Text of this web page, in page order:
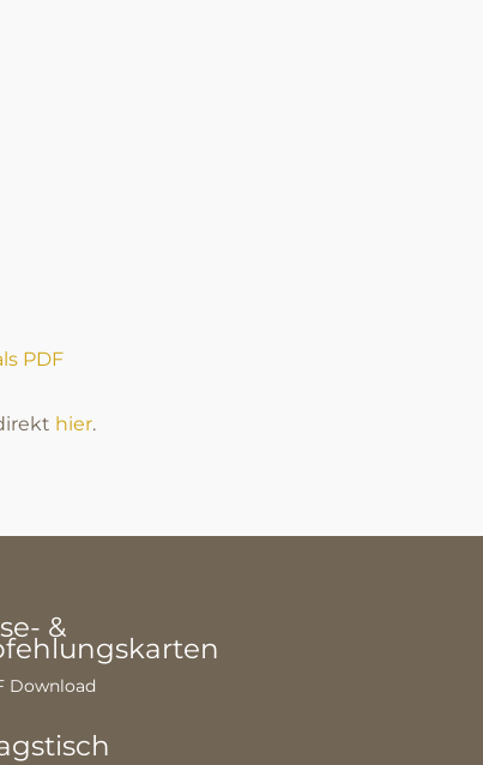
PDF
hier.
&
Download